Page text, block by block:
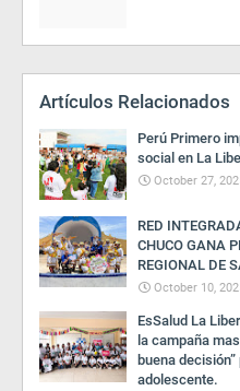
Artículos Relacionados
Perú Primero
social en La
October 27,
RED
CHUCO GANA
REGIONAL DE
October 10,
EsSalud La
la campaña
buena
adolescente.